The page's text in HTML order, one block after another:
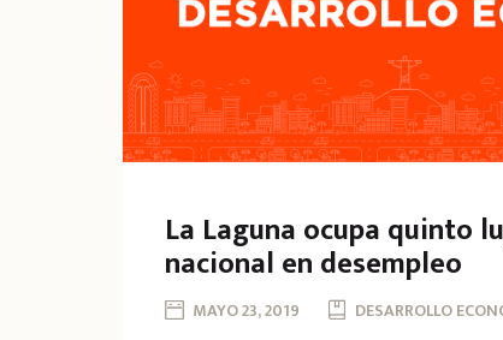
La Laguna ocupa quinto
nacional en desempleo
MAYO 23, 2019 DESARROLLO